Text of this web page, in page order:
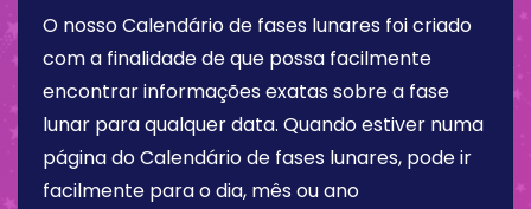
O nosso Calendário de fases lunares foi criado
com a finalidade de que possa facilmente
encontrar informações exatas sobre a fase
lunar para qualquer data. Quando estiver numa
página do Calendário de fases lunares, pode ir
facilmente para o dia, mês ou ano